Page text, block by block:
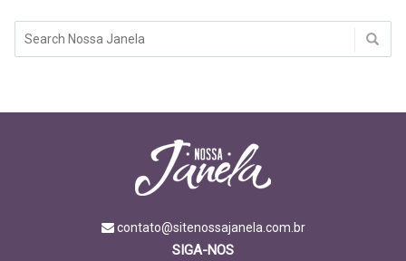
contato@sitenossajanela.com.br
SIGA-NOS